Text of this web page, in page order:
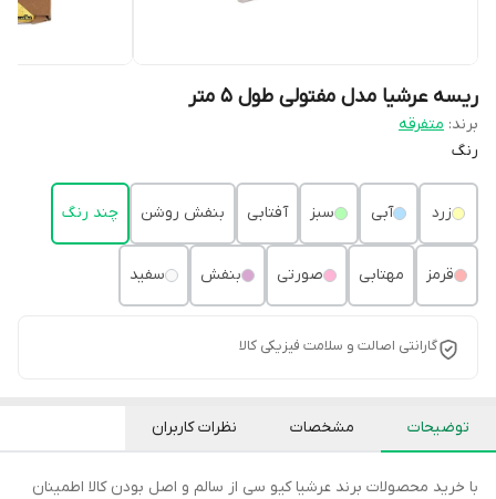
ریسه عرشیا مدل مفتولی طول 5 متر
برند: متفرقه
رنگ
زرد آبی سبز آفتابی بنفش روشن چند رنگ
قرمز مهتابی صورتی بنفش سفید
گارانتی اصالت و سلامت فیزیکی کالا
توضیحات مشخصات نظرات کاربران
با خرید محصولات برند عرشیا کیو سی از سالم و اصل بودن کالا اطمینان